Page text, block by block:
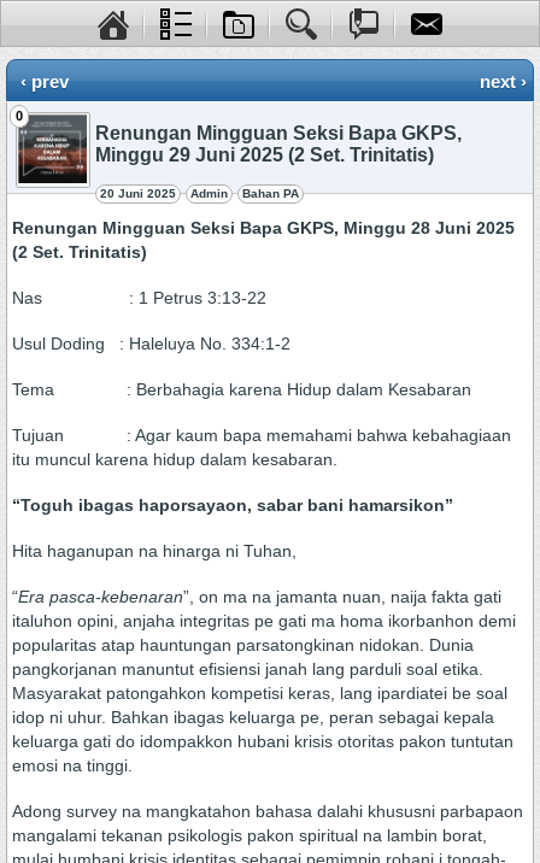
‹ prev next ›
0
Renungan Mingguan Seksi Bapa GKPS,
Minggu 29 Juni 2025 (2 Set. Trinitatis)
20 Juni 2025 Admin Bahan PA
Renungan Mingguan Seksi Bapa GKPS, Minggu 28 Juni 2025
(2 Set. Trinitatis)
Nas : 1 Petrus 3:13-22
Usul Doding : Haleluya No. 334:1-2
Tema : Berbahagia karena Hidup dalam Kesabaran
Tujuan : Agar kaum bapa memahami bahwa kebahagiaan
itu muncul karena hidup dalam kesabaran.
“Toguh ibagas haporsayaon, sabar bani hamarsikon”
Hita haganupan na hinarga ni Tuhan,
“Era pasca-kebenaran”, on ma na jamanta nuan, naija fakta gati
italuhon opini, anjaha integritas pe gati ma homa ikorbanhon demi
popularitas atap hauntungan parsatongkinan nidokan. Dunia
pangkorjanan manuntut efisiensi janah lang parduli soal etika.
Masyarakat patongahkon kompetisi keras, lang ipardiatei be soal
idop ni uhur. Bahkan ibagas keluarga pe, peran sebagai kepala
keluarga gati do idompakkon hubani krisis otoritas pakon tuntutan
emosi na tinggi.
Adong survey na mangkatahon bahasa dalahi khususni parbapaon
mangalami tekanan psikologis pakon spiritual na lambin borat,